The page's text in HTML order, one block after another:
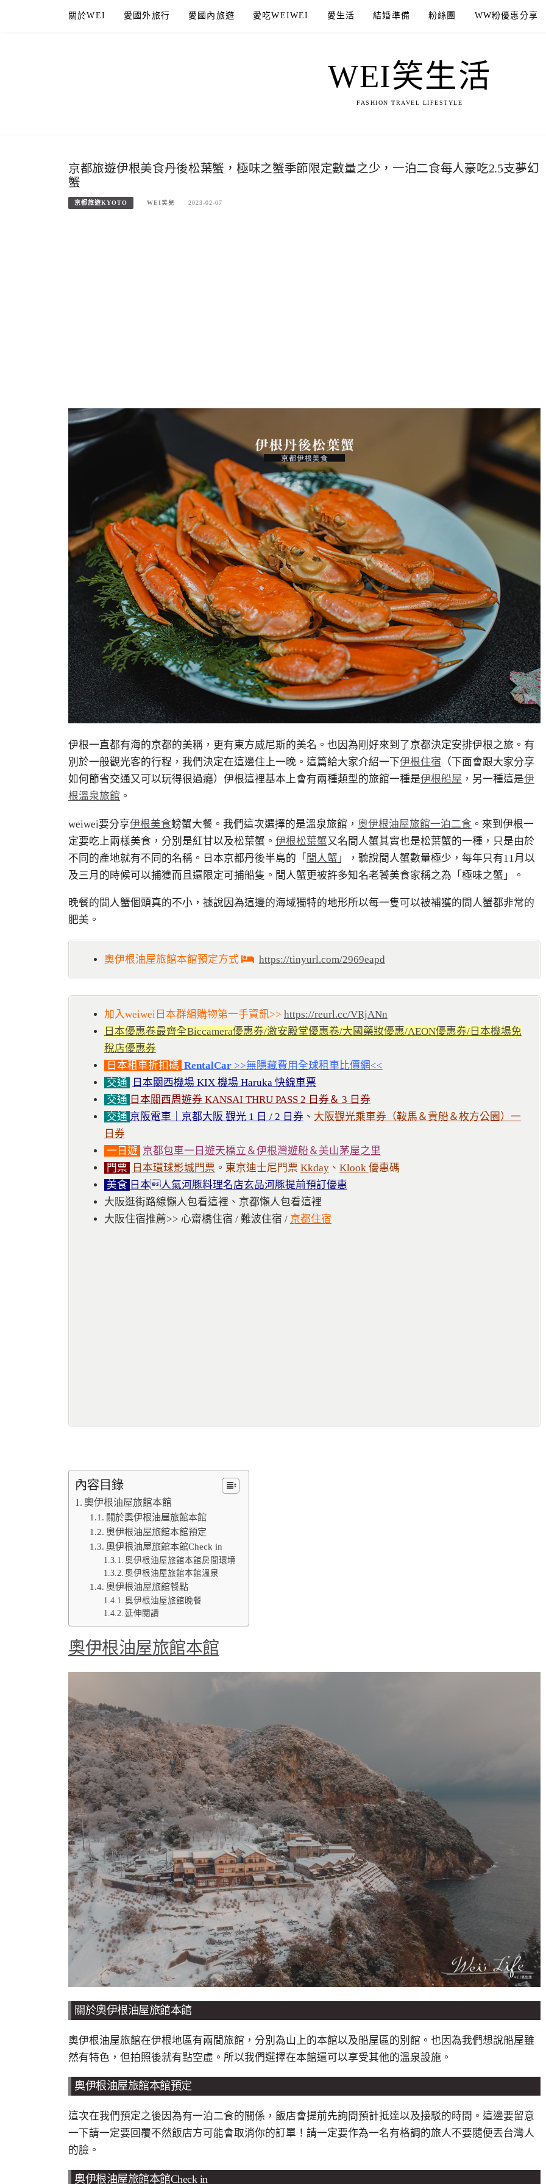
關於WEI 愛國外旅行 愛國內旅遊 愛吃WEIWEI 愛生活 結婚準備 粉絲團 WW粉優惠分享
WEI笑生活
FASHION TRAVEL LIFESTYLE
京都旅遊伊根美食丹後松葉蟹，極味之蟹季節限定數量之少，一泊二食每人豪吃2.5支夢幻
蟹
京都旅遊KYOTO WEI笑兒 2023-02-07
伊根一直都有海的京都的美稱，更有東方威尼斯的美名。也因為剛好來到了京都決定安排伊根之旅。有
別於一般觀光客的行程，我們決定在這邊住上一晚。這篇給大家介紹一下伊根住宿 （下面會跟大家分享
如何節省交通又可以玩得很過癮）伊根這裡基本上會有兩種類型的旅館一種是伊根船屋 ，另一種這是伊
根溫泉旅館 。
weiwei要分享伊根美食螃蟹大餐。我們這次選擇的是溫泉旅館， 奧伊根油屋旅館一泊二食 。來到伊根一
定要吃上兩樣美食，分別是紅甘以及松葉蟹。 伊根松葉蟹又名間人蟹其實也是松葉蟹的一種，只是由於
不同的產地就有不同的名稱。日本京都丹後半島的「 間人蟹 」，聽說間人蟹數量極少，每年只有11 月以
及三月的時候可以捕獲而且還限定可捕船隻。間人蟹更被許多知名老饕美食家稱之為「極味之蟹」。
晚餐的間人蟹個頭真的不小，據說因為這邊的海域獨特的地形所以每一隻可以被補獲的間人蟹都非常的
肥美。
奧伊根油屋旅館本館預定方式 https://tinyurl.com/2969eapd
加入weiwei日本群組購物第一手資訊>> https://reurl.cc/VRjANn
日本優惠卷最齊全Biccamera優惠券/激安殿堂優惠卷/大國藥妝優惠/AEON優惠券/日本機場免
稅店優惠券
日本租車折扣碼 RentalCar >>無隱藏費用全球租車比價網<<
交通
日本關西機場 KIX 機場 Haruka 快線車票
交通 日本關西周遊券 KANSAI THRU PASS 2 日券＆ 3 日券
交通 京阪電車｜京都大阪 觀光 1 日 / 2 日券 、 大阪觀光乘車券（鞍馬＆貴船＆枚方公園）一
日券
一日遊 京都包車一日遊天橋立＆伊根灣遊船＆美山茅屋之里
門票
日本環球影城門票 。 東京迪士尼門票 Kkday、 Klook 優惠碼
美食 日本人氣河豚料理名店玄品河豚提前預訂優惠
大阪逛街路線懶人包看這裡、京都懶人包看這裡
大阪住宿推薦>> 心齋橋住宿 / 難波住宿 / 京都住宿
內容目錄
奧伊根油屋旅館本館
關於奧伊根油屋旅館本館
奧伊根油屋旅館本館預定
奧伊根油屋旅館本館Check in
奧伊根油屋旅館本館房間環境
奧伊根油屋旅館本館溫泉
奧伊根油屋旅館餐點
奧伊根油屋旅館晚餐
延伸閱讀
奧伊根油屋旅館本館
關於奧伊根油屋旅館本館
奧伊根油屋旅館在伊根地區有兩間旅館，分別為山上的本館以及船屋區的別館。也因為我們想說船屋雖
然有特色，但拍照後就有點空虛。所以我們選擇在本館還可以享受其他的溫泉設施。
奧伊根油屋旅館本館預定
這次在我們預定之後因為有一泊二食的關係，飯店會提前先詢問預計抵達以及接駁的時間。這邊要留意
一下請一定要回覆不然飯店方可能會取消你的訂單！請一定要作為一名有格調的旅人不要隨便丟台灣人
的臉。
奧伊根油屋旅館本館Check in